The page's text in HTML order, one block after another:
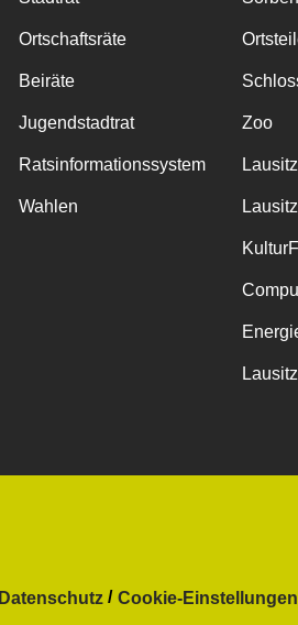
Ortschaftsräte
Beiräte
Jugendstadtrat
Ratsinformationssystem
Wahlen
Zoo
Datenschutz Cookie-